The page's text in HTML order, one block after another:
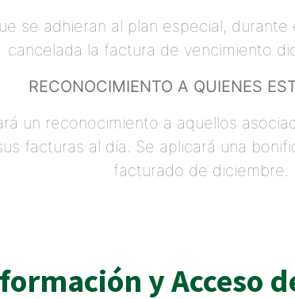
se adhieran al plan especial,
cancelada la factura de vencimiento
RECONOCIMIENTO A QUIENES
un reconocimiento a aquellos
facturas al día. Se aplicará una
facturado de diciembre.
y Acceso